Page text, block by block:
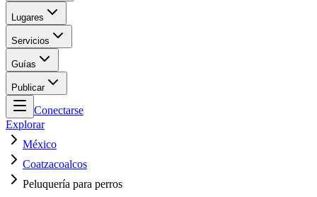
Lugares
Servicios
Guías
Publicar
Conectarse
Explorar
México
Coatzacoalcos
Peluquería para perros